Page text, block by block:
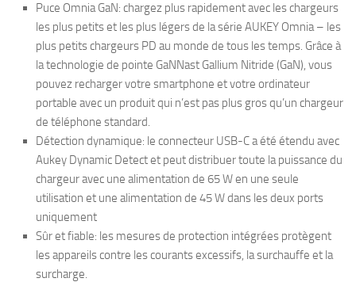
Puce Omnia GaN: chargez plus rapidement avec les chargeurs
les plus petits et les plus légers de la série AUKEY Omnia – les
plus petits chargeurs PD au monde de tous les temps. Grâce à
la technologie de pointe GaNNast Gallium Nitride (GaN), vous
pouvez recharger votre smartphone et votre ordinateur
portable avec un produit qui n’est pas plus gros qu’un chargeur
de téléphone standard.
Détection dynamique: le connecteur USB-C a été étendu avec
Aukey Dynamic Detect et peut distribuer toute la puissance du
chargeur avec une alimentation de 65 W en une seule
utilisation et une alimentation de 45 W dans les deux ports
uniquement
Sûr et fiable: les mesures de protection intégrées protègent
les appareils contre les courants excessifs, la surchauffe et la
surcharge.